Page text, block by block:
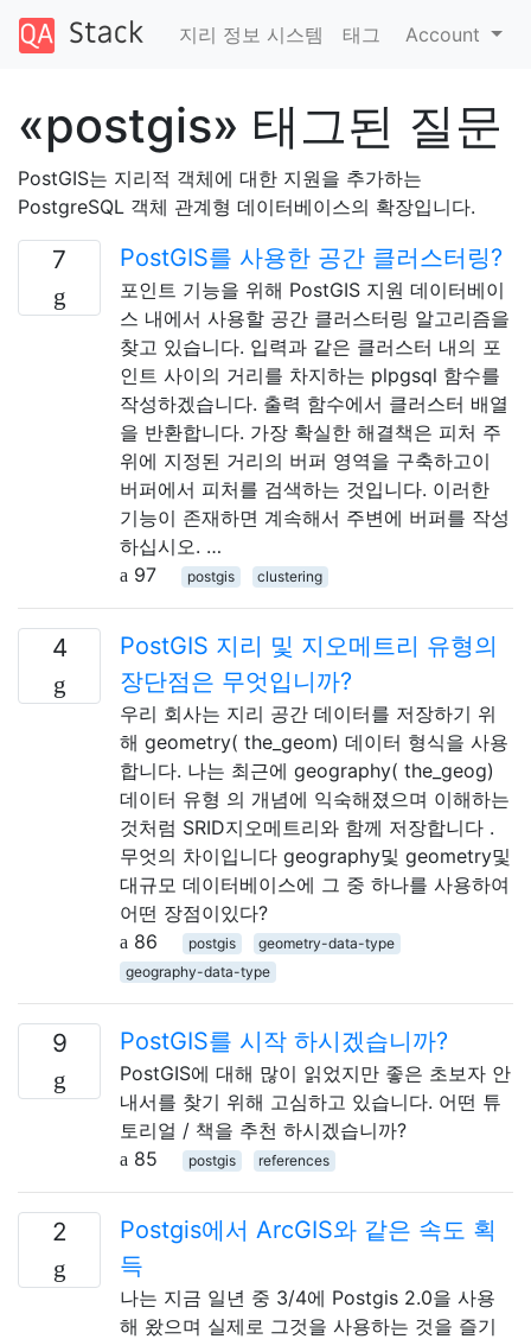
지리 정보 시스템 태그 Account
«postgis» 태그된 질문
PostGIS는 지리적 객체에 대한 지원을 추가하는
PostgreSQL 객체 관계형 데이터베이스의 확장입니다.
7 PostGIS를 사용한 공간 클러스터링?
포인트 기능을 위해 PostGIS 지원 데이터베이
스 내에서 사용할 공간 클러스터링 알고리즘을
찾고 있습니다. 입력과 같은 클러스터 내의 포
인트 사이의 거리를 차지하는 plpgsql 함수를
작성하겠습니다. 출력 함수에서 클러스터 배열
을 반환합니다. 가장 확실한 해결책은 피처 주
위에 지정된 거리의 버퍼 영역을 구축하고이
버퍼에서 피처를 검색하는 것입니다. 이러한
기능이 존재하면 계속해서 주변에 버퍼를 작성
하십시오. …
97
postgis clustering
4
PostGIS 지리 및 지오메트리 유형의
장단점은 무엇입니까?
우리 회사는 지리 공간 데이터를 저장하기 위
해 geometry( the_geom) 데이터 형식을 사용
합니다. 나는 최근에 geography( the_geog)
데이터 유형 의 개념에 익숙해졌으며 이해하는
것처럼 SRID지오메트리와 함께 저장합니다 .
무엇의 차이입니다 geography및 geometry및
대규모 데이터베이스에 그 중 하나를 사용하여
어떤 장점이있다?
86
postgis
geometry-data-type
geography-data-type
9 PostGIS를 시작 하시겠습니까?
PostGIS에 대해 많이 읽었지만 좋은 초보자 안
내서를 찾기 위해 고심하고 있습니다. 어떤 튜
토리얼 / 책을 추천 하시겠습니까?
85
postgis references
2
Postgis에서 ArcGIS와 같은 속도 획
득
나는 지금 일년 중 3/4에 Postgis 2.0을 사용
해 왔으며 실제로 그것을 사용하는 것을 즐기